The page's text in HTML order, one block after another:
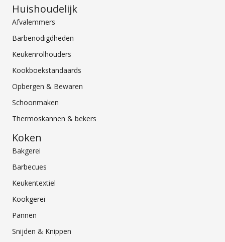
Huishoudelijk
Afvalemmers
Barbenodigdheden
Keukenrolhouders
Kookboekstandaards
Opbergen & Bewaren
Schoonmaken
Thermoskannen & bekers
Koken
Bakgerei
Barbecues
Keukentextiel
Kookgerei
Pannen
Snijden & Knippen